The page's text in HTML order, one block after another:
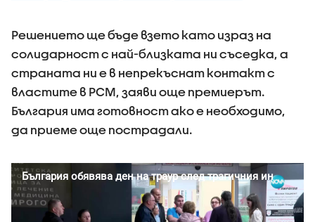
Решението ще бъде взето като израз на
солидарност с най-близката ни съседка, а
страната ни е в непрекъснат контакт с
властите в РСМ, заяви още премиерът.
България има готовност ако е необходимо,
да приеме още пострадали.